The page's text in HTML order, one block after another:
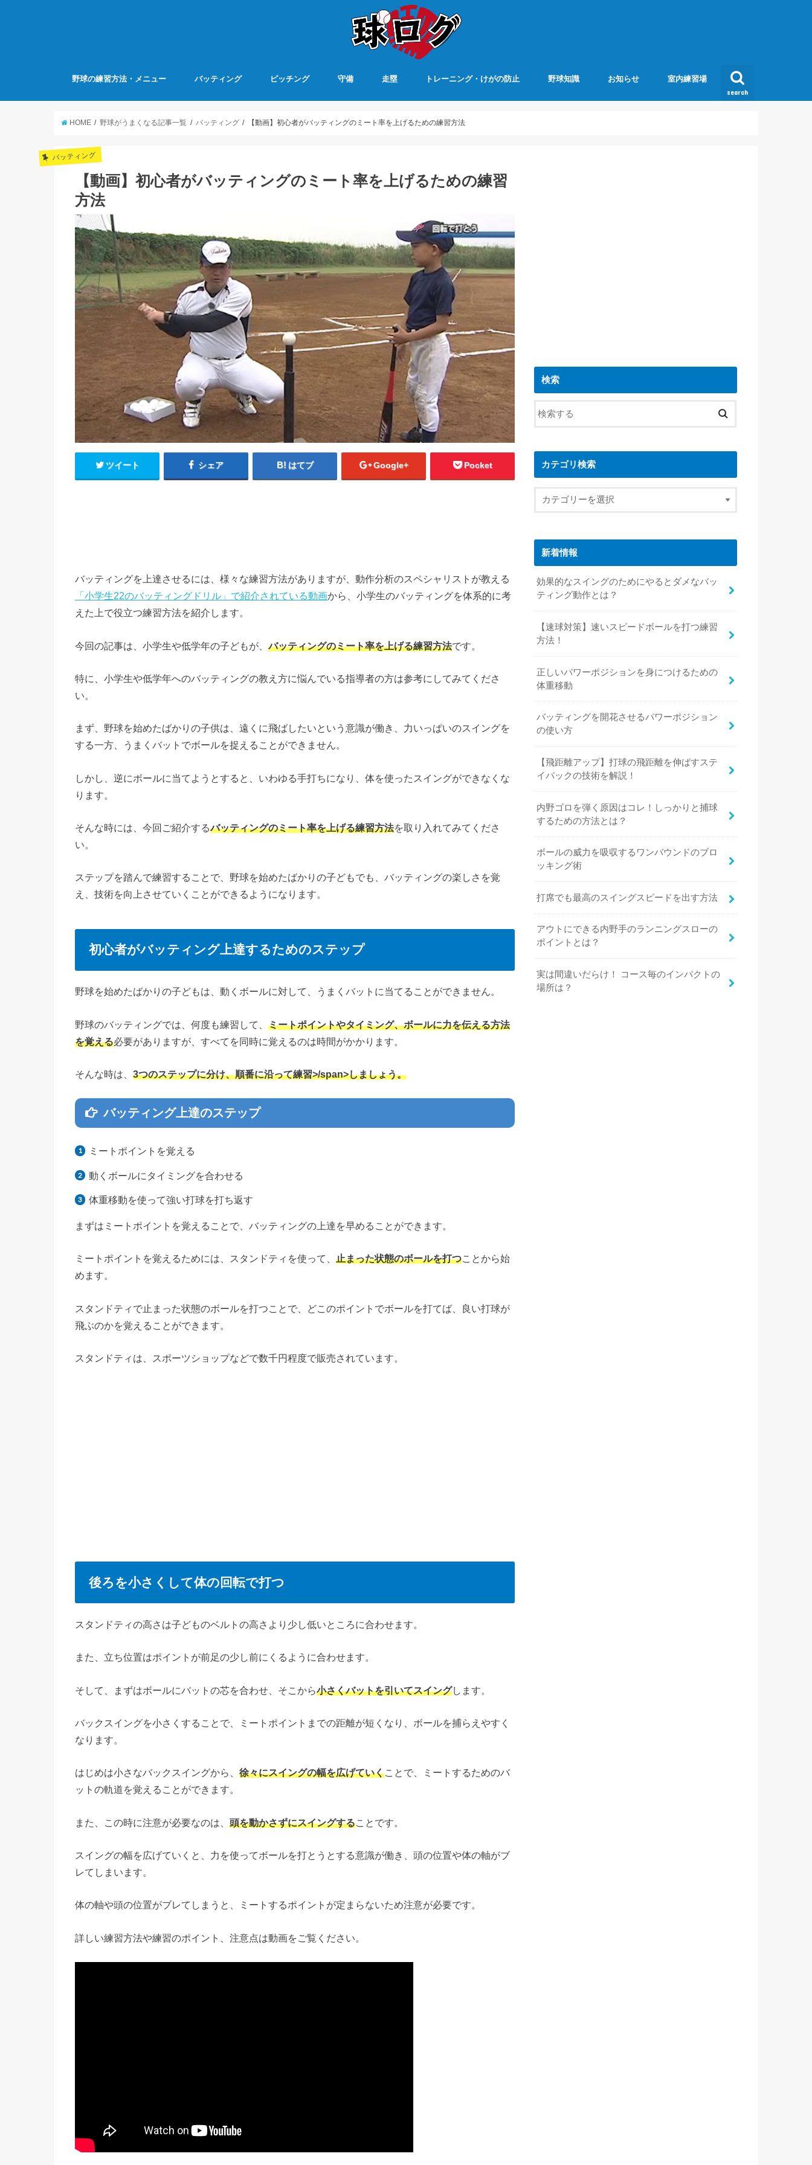
search
野球の練習方法・メニュー バッティング ピッチング 守備 走塁 トレーニング・けがの防止 野球知識 お知らせ 室内練習場
HOME 野球がうまくなる記事一覧 バッティング 【動画】初心者がバッティングのミート率を上げるための練習方法
バッティング
【動画】初心者がバッティングのミート率を上げるための練習
方法
ツイート シェア はてブ Google+ Pocket
バッティングを上達させるには、様々な練習方法がありますが、動作分析のスペシャリストが教える
「小学生22のバッティングドリル」で紹介されている動画から、小学生のバッティングを体系的に考
えた上で役立つ練習方法を紹介します。
今回の記事は、小学生や低学年の子どもが、 バッティングのミート率を上げる練習方法です。
特に、小学生や低学年へのバッティングの教え方に悩んでいる指導者の方は参考にしてみてくださ
い。
まず、野球を始めたばかりの子供は、遠くに飛ばしたいという意識が働き、力いっぱいのスイングを
する一方、うまくバットでボールを捉えることができません。
しかし、逆にボールに当てようとすると、いわゆる手打ちになり、体を使ったスイングができなくな
ります。
そんな時には、今回ご紹介するバッティングのミート率を上げる練習方法を取り入れてみてくださ
い。
ステップを踏んで練習することで、野球を始めたばかりの子どもでも、バッティングの楽しさを覚
え、技術を向上させていくことができるようになります。
初心者がバッティング上達するためのステップ
野球を始めたばかりの子どもは、動くボールに対して、うまくバットに当てることができません。
野球のバッティングでは、何度も練習して、 ミートポイントやタイミング、ボールに力を伝える方法
を覚える必要がありますが、すべてを同時に覚えるのは時間がかかります。
そんな時は、 3つのステップに分け、順番に沿って練習>/span>しましょう。
バッティング上達のステップ
ミートポイントを覚える
動くボールにタイミングを合わせる
体重移動を使って強い打球を打ち返す
まずはミートポイントを覚えることで、バッティングの上達を早めることができます。
ミートポイントを覚えるためには、スタンドティを使って、 止まった状態のボールを打つことから始
めます。
スタンドティで止まった状態のボールを打つことで、どこのポイントでボールを打てば、良い打球が
飛ぶのかを覚えることができます。
スタンドティは、スポーツショップなどで数千円程度で販売されています。
後ろを小さくして体の回転で打つ
スタンドティの高さは子どものベルトの高さより少し低いところに合わせます。
また、立ち位置はポイントが前足の少し前にくるように合わせます。
そして、まずはボールにバットの芯を合わせ、そこから小さくバットを引いてスイングします。
バックスイングを小さくすることで、ミートポイントまでの距離が短くなり、ボールを捕らえやすく
なります。
はじめは小さなバックスイングから、 徐々にスイングの幅を広げていくことで、ミートするためのバ
ットの軌道を覚えることができます。
また、この時に注意が必要なのは、 頭を動かさずにスイングすることです。
スイングの幅を広げていくと、力を使ってボールを打とうとする意識が働き、頭の位置や体の軸がブ
レてしまいます。
体の軸や頭の位置がブレてしまうと、ミートするポイントが定まらないため注意が必要です。
詳しい練習方法や練習のポイント、注意点は動画をご覧ください。
検索
カテゴリ検索
新着情報
効果的なスイングのためにやるとダメなバッ
ティング動作とは？
【速球対策】速いスピードボールを打つ練習
方法！
正しいパワーポジションを身につけるための
体重移動
バッティングを開花させるパワーポジション
の使い方
【飛距離アップ】打球の飛距離を伸ばすステ
イバックの技術を解説！
内野ゴロを弾く原因はコレ！しっかりと捕球
するための方法とは？
ボールの威力を吸収するワンバウンドのブロ
ッキング術
打席でも最高のスイングスピードを出す方法
アウトにできる内野手のランニングスローの
ポイントとは？
実は間違いだらけ！ コース毎のインパクトの
場所は？